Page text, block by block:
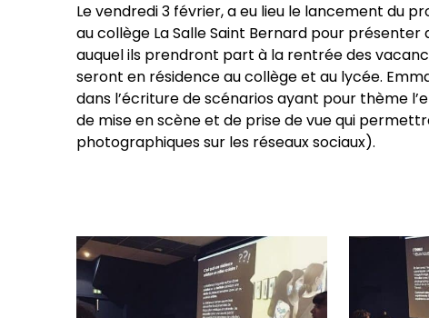
Le vendredi 3 février, a eu lieu le lancement du
au collège La Salle Saint Bernard pour présenter
auquel ils prendront part à la rentrée des
seront en résidence au collège et au lycée.
dans l’écriture de scénarios ayant pour thème
de mise en scène et de prise de vue qui
photographiques sur les réseaux sociaux).